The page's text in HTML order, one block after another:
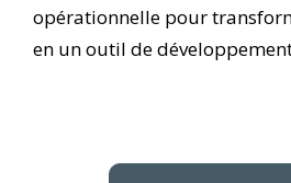
opérationnelle pour
en un outil de